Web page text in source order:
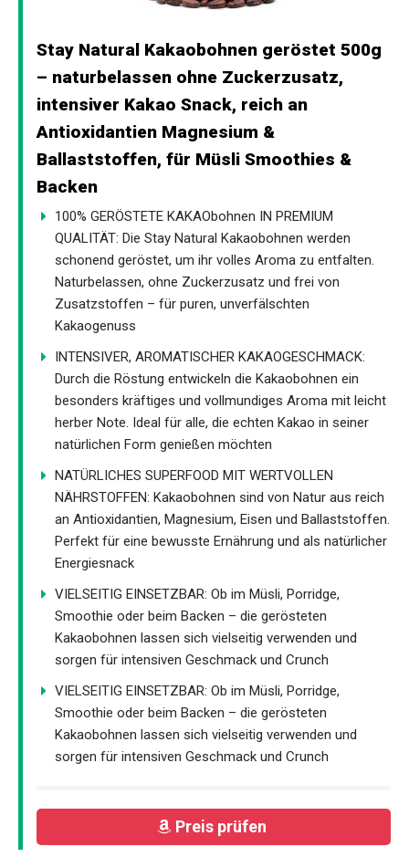
Stay Natural Kakaobohnen geröstet 500g
– naturbelassen ohne Zuckerzusatz,
intensiver Kakao Snack, reich an
Antioxidantien Magnesium &
Ballaststoffen, für Müsli Smoothies &
Backen
100% GERÖSTETE KAKAObohnen IN PREMIUM
QUALITÄT: Die Stay Natural Kakaobohnen werden
schonend geröstet, um ihr volles Aroma zu entfalten.
Naturbelassen, ohne Zuckerzusatz und frei von
Zusatzstoffen – für puren, unverfälschten
Kakaogenuss
INTENSIVER, AROMATISCHER KAKAOGESCHMACK:
Durch die Röstung entwickeln die Kakaobohnen ein
besonders kräftiges und vollmundiges Aroma mit leicht
herber Note. Ideal für alle, die echten Kakao in seiner
natürlichen Form genießen möchten
NATÜRLICHES SUPERFOOD MIT WERTVOLLEN
NÄHRSTOFFEN: Kakaobohnen sind von Natur aus reich
an Antioxidantien, Magnesium, Eisen und Ballaststoffen.
Perfekt für eine bewusste Ernährung und als natürlicher
Energiesnack
VIELSEITIG EINSETZBAR: Ob im Müsli, Porridge,
Smoothie oder beim Backen – die gerösteten
Kakaobohnen lassen sich vielseitig verwenden und
sorgen für intensiven Geschmack und Crunch
VIELSEITIG EINSETZBAR: Ob im Müsli, Porridge,
Smoothie oder beim Backen – die gerösteten
Kakaobohnen lassen sich vielseitig verwenden und
sorgen für intensiven Geschmack und Crunch
Preis prüfen